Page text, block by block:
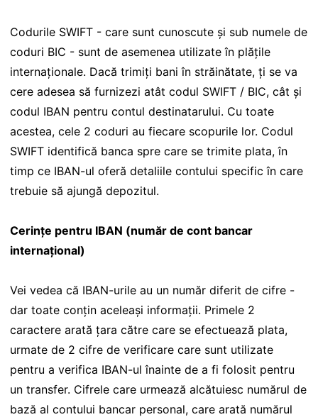
Codurile SWIFT - care sunt cunoscute și sub numele de
coduri BIC - sunt de asemenea utilizate în plățile
internaționale. Dacă trimiți bani în străinătate, ți se va
cere adesea să furnizezi atât codul SWIFT / BIC, cât și
codul IBAN pentru contul destinatarului. Cu toate
acestea, cele 2 coduri au fiecare scopurile lor. Codul
SWIFT identifică banca spre care se trimite plata, în
timp ce IBAN-ul oferă detaliile contului specific în care
trebuie să ajungă depozitul.
Cerințe pentru IBAN (număr de cont bancar
internațional)
Vei vedea că IBAN-urile au un număr diferit de cifre -
dar toate conțin aceleași informații. Primele 2
caractere arată țara către care se efectuează plata,
urmate de 2 cifre de verificare care sunt utilizate
pentru a verifica IBAN-ul înainte de a fi folosit pentru
un transfer. Cifrele care urmează alcătuiesc numărul de
bază al contului bancar personal, care arată numărul